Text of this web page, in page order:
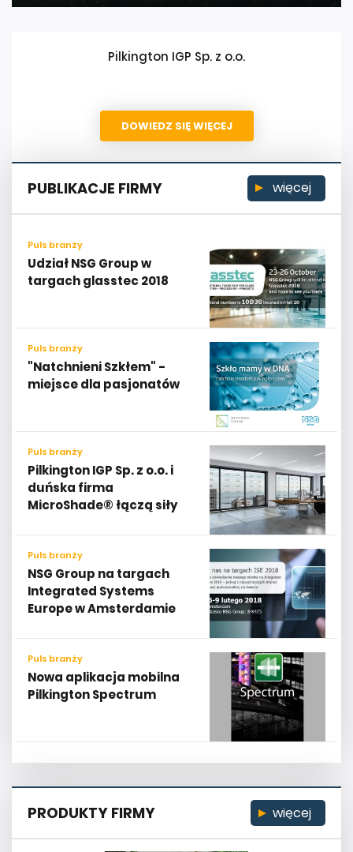
Pilkington IGP Sp. z o.o.
DOWIEDZ SIĘ WIĘCEJ
PUBLIKACJE FIRMY więcej
Puls branży
Udział NSG Group w
targach glasstec 2018
Puls branży
"Natchnieni Szkłem" -
miejsce dla pasjonatów
Puls branży
Pilkington IGP Sp. z o.o. i
duńska firma
MicroShade® łączą siły
Puls branży
NSG Group na targach
Integrated Systems
Europe w Amsterdamie
Puls branży
Nowa aplikacja mobilna
Pilkington Spectrum
PRODUKTY FIRMY więcej